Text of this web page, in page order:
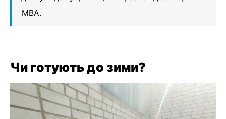
МВА.
Чи готують до зими?